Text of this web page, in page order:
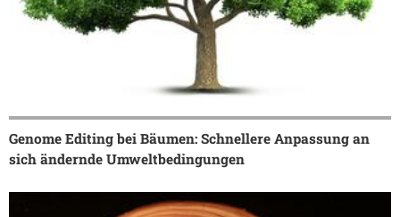
Genome Editing bei Bäumen: Schnellere Anpassung an
sich ändernde Umweltbedingungen